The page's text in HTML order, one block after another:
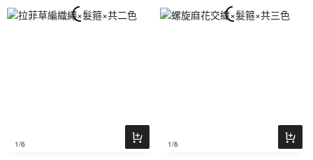
1/6 1/6